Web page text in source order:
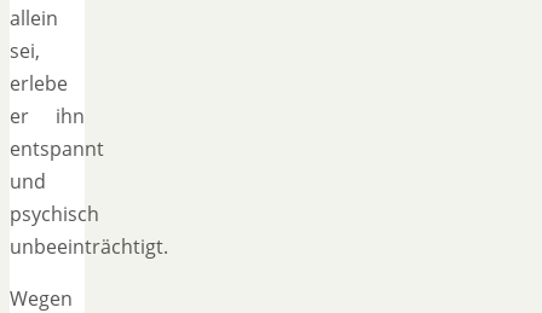
allein
sei,
erlebe
er ihn
entspannt
und
psychisch
unbeeinträchtigt.
Wegen